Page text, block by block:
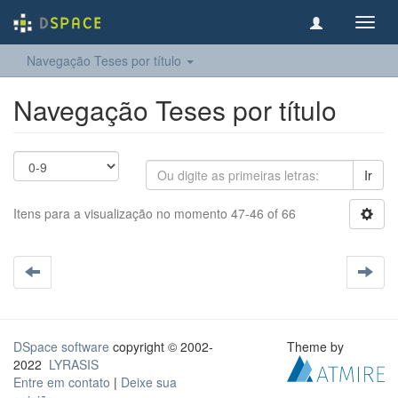
Navegação Teses por título
Navegação Teses por título
Ir
Itens para a visualização no momento 47-46 of 66
DSpace software copyright © 2002-
2022 LYRASIS
Entre em contato | Deixe sua
Theme by